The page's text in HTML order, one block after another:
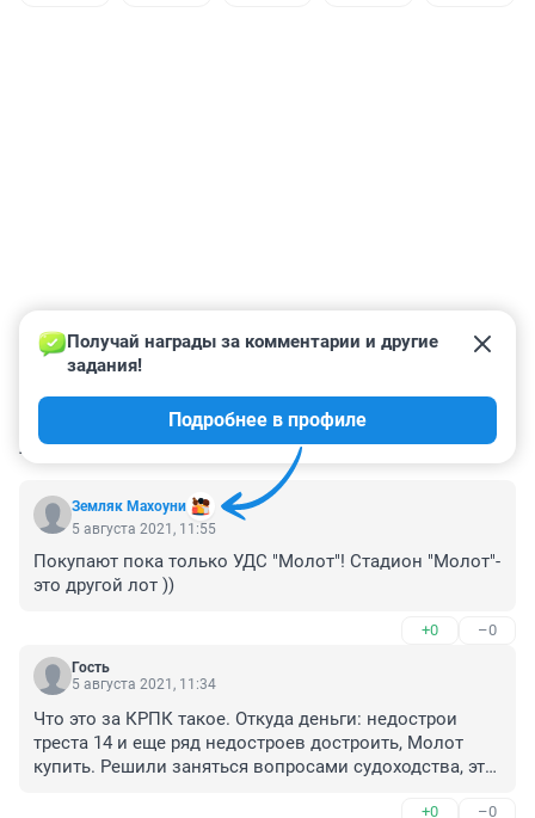
КОММЕНТАРИИ 59
Земляк Махоуни
Получай награды за комментарии и другие
задания!
Подробнее в профиле
5 августа 2021, 11:55
Покупают пока только УДС "Молот"! Стадион "Молот"-
это другой лот ))
+0 –0
Гость
5 августа 2021, 11:34
Что это за КРПК такое. Откуда деньги: недострои
треста 14 и еще ряд недостроев достроить, Молот
купить. Решили заняться вопросами судоходства, это
+0 –0